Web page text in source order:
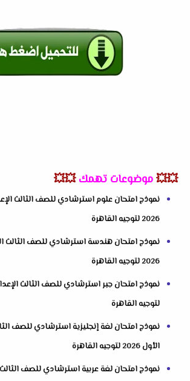
💥💥موضوعات تهمك 💥💥
نموذج امتحان علوم استرشادي للصف الثالث
2026 لتوجيه القاهرة
نموذج امتحان هندسة استرشادي للصف الثالث
2026 لتوجيه القاهرة
لتوجيه القاهرة
نموذج امتحان لغة إنجليزية استرشادي للصف
الأول 2026 لتوجيه القاهرة
نموذج امتحان لغة عربية استرشادي للصف الثالث